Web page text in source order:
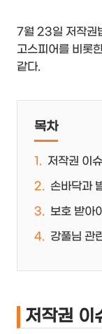
7월 23일 저작권
고스피어를 비롯
같다.
목차
저작권 이
손바닥과
보호 받아
강풀님 관
저작권 이